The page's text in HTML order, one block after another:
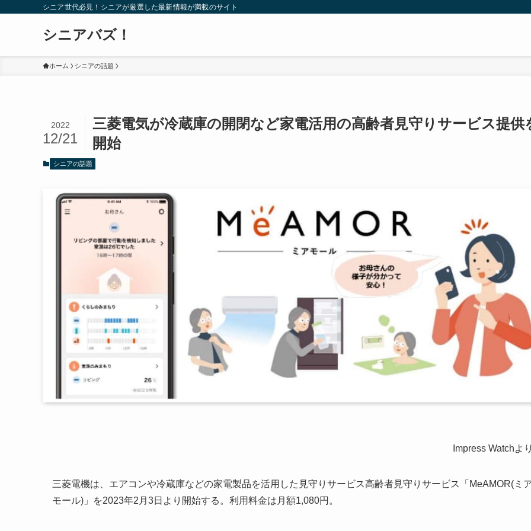
シニア世代必見！シニアが厳選した最新情報が満載のサイト
シニアバズ！
ホーム シニアの話題
三菱電気が冷蔵庫の開閉など家電活用の高齢者見守りサービス提供
開始
2022
12/21
シニアの話題
Impress Watchよ
三菱電機は、エアコンや冷蔵庫などの家電製品を活用した見守りサービス高齢者見守りサービス「MeAMOR(ミ
モール)」を2023年2月3日より開始する。利用料金は月額1,080円。